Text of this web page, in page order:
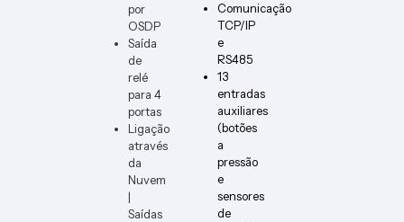
por
OSDP
Saída
de
relé
para 4
portas
Ligação
através
da
Nuvem
|
Saídas
Comunicação
TCP/IP
e
RS485
13
entradas
auxiliares
(botões
a
pressão
e
sensores
de